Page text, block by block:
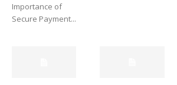
Importance of
Secure Payment...